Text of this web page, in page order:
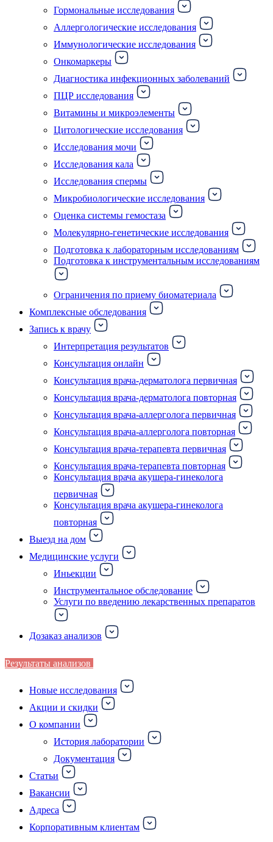
Гормональные исследования
Аллергологические исследования
Иммунологические исследования
Онкомаркеры
Диагностика инфекционных заболеваний
ПЦР исследования
Витамины и микроэлементы
Цитологические исследования
Исследования мочи
Исследования кала
Исследования спермы
Микробиологические исследования
Оценка системы гемостаза
Молекулярно-генетические исследования
Подготовка к лабораторным исследованиям
Подготовка к инструментальным исследованиям
Ограничения по приему биоматериала
Комплексные обследования
Запись к врачу
Интерпретация результатов
Консультация онлайн
Консультация врача-дерматолога первичная
Консультация врача-дерматолога повторная
Консультация врача-аллерголога первичная
Консультация врача-аллерголога повторная
Консультация врача-терапевта первичная
Консультация врача-терапевта повторная
Консультация врача акушера-гинеколога
первичная
Консультация врача акушера-гинеколога
повторная
Выезд на дом
Медицинские услуги
Иньекции
Инструментальное обследование
Услуги по введению лекарственных препаратов
Дозаказ анализов
Результаты анализов
Новые исследования
Акции и скидки
О компании
История лаборатории
Документация
Статьи
Вакансии
Адреса
Корпоративным клиентам